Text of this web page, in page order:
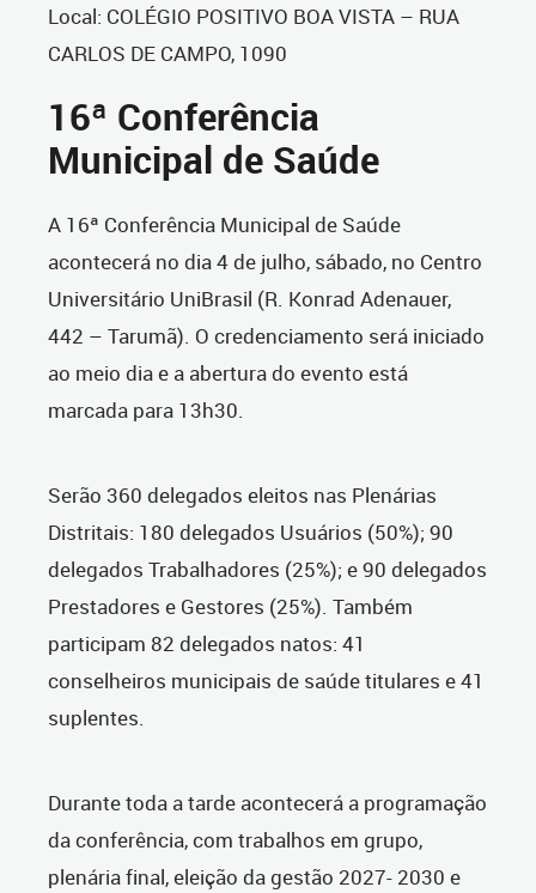
Local: COLÉGIO POSITIVO BOA VISTA – RUA
CARLOS DE CAMPO, 1090
16ª Conferência
Municipal de Saúde
A 16ª Conferência Municipal de Saúde
acontecerá no dia 4 de julho, sábado, no Centro
Universitário UniBrasil (R. Konrad Adenauer,
442 – Tarumã). O credenciamento será iniciado
ao meio dia e a abertura do evento está
marcada para 13h30.
Serão 360 delegados eleitos nas Plenárias
Distritais: 180 delegados Usuários (50%); 90
delegados Trabalhadores (25%); e 90 delegados
Prestadores e Gestores (25%). Também
participam 82 delegados natos: 41
conselheiros municipais de saúde titulares e 41
suplentes.
Durante toda a tarde acontecerá a programação
da conferência, com trabalhos em grupo,
plenária final, eleição da gestão 2027- 2030 e